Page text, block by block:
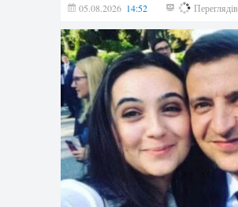
05.08.2026 14:52 161 Переглядів